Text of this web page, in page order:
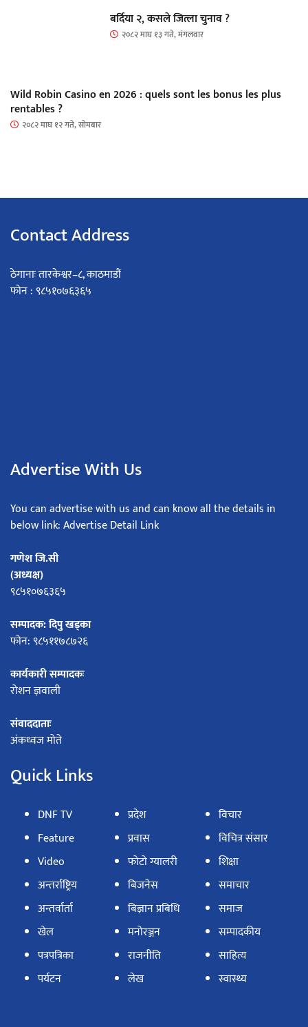
बर्दिया २, कसले जित्ला चुनाव ?
२०८२ माघ १३ गते, मंगलवार
Wild Robin Casino en 2026 : quels sont les bonus les plus
rentables ?
२०८२ माघ १२ गते, सोमबार
Contact Address
ठेगानाः तारकेश्वर–८, काठमाडौं
फोन : ९८५१०७६३६५
Advertise With Us
You can advertise with us and can know all the details in
below link: Advertise Detail Link
गणेश जि.सी
(अध्यक्ष)
९८५१०७६३६५
सम्पादक: दिपु खड्का
फोन: ९८५११७८७२६
कार्यकारी सम्पादकः
रोशन ज्ञवाली
संवाददाताः
अंकध्वज मोते
Quick Links
DNF TV
Feature
Video
अन्तर्राष्ट्रिय
अन्तर्वार्ता
खेल
पत्रपत्रिका
पर्यटन
प्रदेश
प्रवास
फोटो ग्यालरी
बिजनेस
बिज्ञान प्रबिधि
मनोरञ्जन
राजनीति
लेख
विचार
विचित्र संसार
शिक्षा
समाचार
समाज
सम्पादकीय
साहित्य
स्वास्थ्य